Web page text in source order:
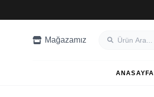
Mağazamız
ANASAYFA